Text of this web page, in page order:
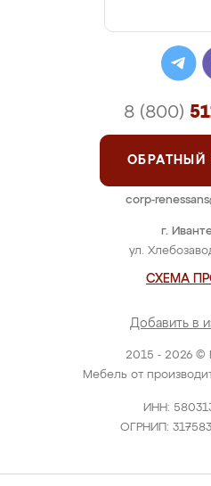
2015 - 2026 ©
Мебель от
ИНН:
ОГРНИП:
г.
ул.
СХЕМА
Добавить в
8 (800)
ОБРАТНЫЙ
corp-